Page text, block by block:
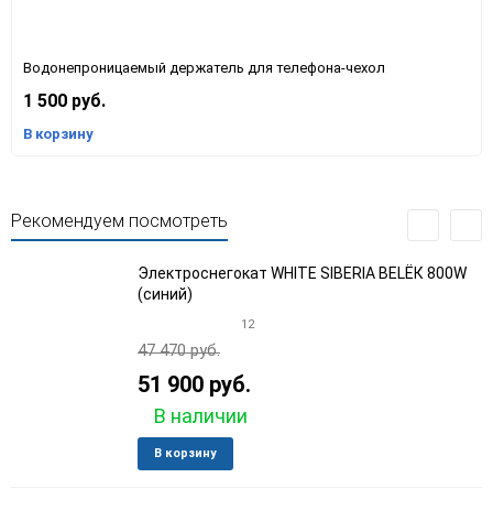
Водонепроницаемый держатель для телефона-чехол
1 500 руб.
В корзину
Рекомендуем посмотреть
Электроснегокат WHITE SIBERIA BELЁК 800W
(синий)
12
47 470 руб.
51 900 руб.
В наличии
В корзину